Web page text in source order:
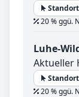
20 % ggü.
Luhe-
Aktueller
20 % ggü.